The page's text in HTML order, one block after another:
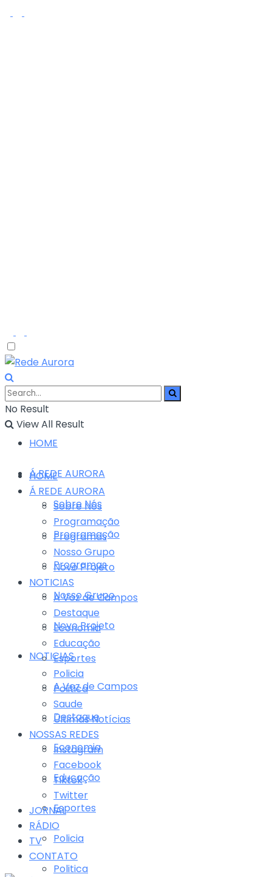
No Result
View All Result
HOME
Á REDE AURORA
Sobre Nós
Programação
Programas
Nosso Grupo
Novo Projeto
NOTICIAS
A Voz de Campos
Destaque
Economia
Educação
Esportes
Policia
Politica
HOME
Á REDE AURORA
Sobre Nós
Programação
Programas
Nosso Grupo
Novo Projeto
NOTICIAS
A Voz de Campos
Destaque
Economia
Educação
Esportes
Policia
Politica
Saude
Últimas Notícias
NOSSAS REDES
Instagram
Facebook
Tiktok
Twitter
JORNAL
RÁDIO
TV
CONTATO